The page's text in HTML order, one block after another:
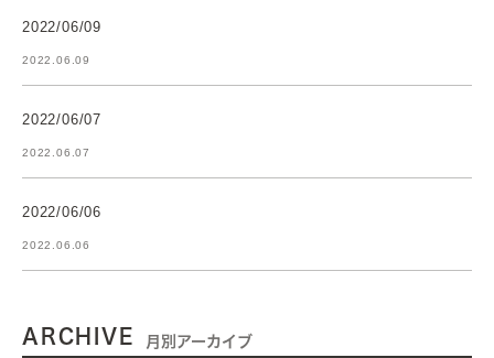
2022/06/09
2022.06.09
2022/06/07
2022.06.07
2022/06/06
2022.06.06
ARCHIVE 月別アーカイブ